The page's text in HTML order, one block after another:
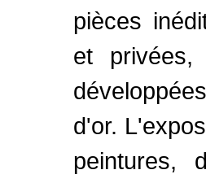
pièces
et privées,
d'or.
peintures,